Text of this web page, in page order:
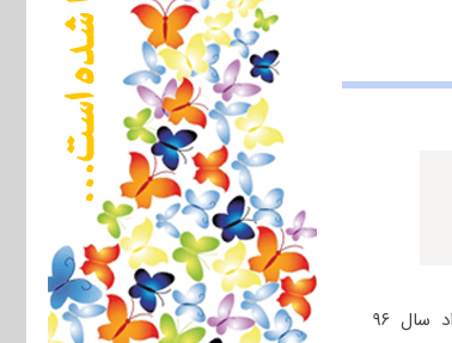
جهت دانلود رایگان دفترچه سؤالات چهارگزینه‌ای مجموعه جمعیت‌شناسی کنکور دکتری سراسری و آزاد سال ۹۶